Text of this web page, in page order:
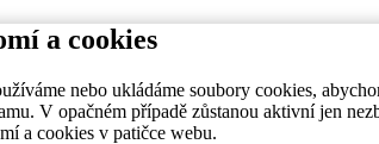
a cookies
nebo ukládáme soubory cookies,
V opačném případě zůstanou aktivní jen
a cookies v patičce webu.